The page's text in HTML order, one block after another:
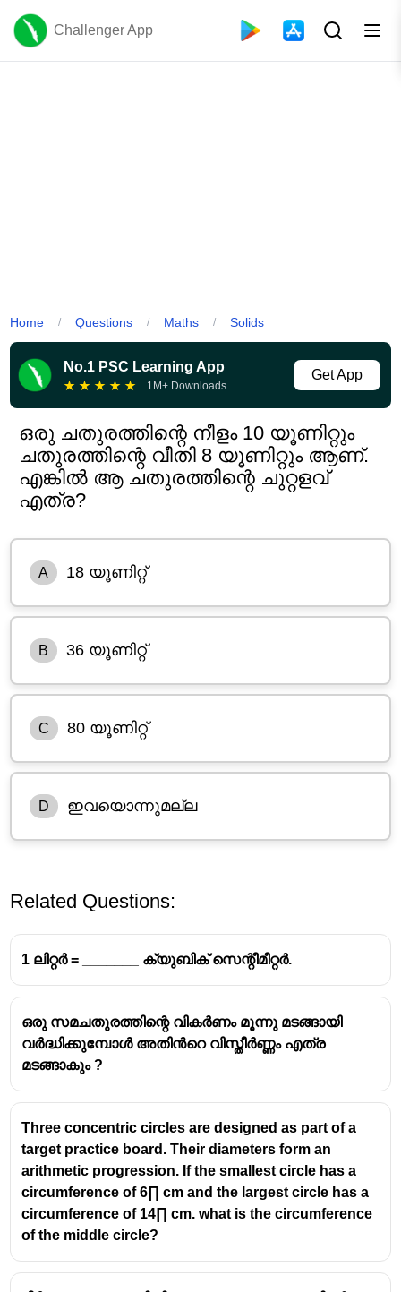
Challenger App
Home / Questions / Maths / Solids
No.1 PSC Learning App
★ ★ ★ ★ ★ 1M+ Downloads
Get App
ഒരു ചതുരത്തിന്റെ നീളം 10 യൂണിറ്റും
ചതുരത്തിന്റെ വീതി 8 യൂണിറ്റും ആണ്.
എങ്കിൽ ആ ചതുരത്തിന്റെ ചുറ്റളവ്
എത്ര?
A 18 യൂണിറ്റ്
B 36 യൂണിറ്റ്
C 80 യൂണിറ്റ്
D ഇവയൊന്നുമല്ല
Related Questions:
1 ലിറ്റർ = _______ ക്യുബിക് സെന്റീമീറ്റർ.
ഒരു സമചതുരത്തിന്റെ വികർണം മൂന്നു മടങ്ങായി
വർദ്ധിക്കുമ്പോൾ അതിൻറെ വിസ്തീർണ്ണം എത്ര
മടങ്ങാകും ?
Three concentric circles are designed as part of a
target practice board. Their diameters form an
arithmetic progression. If the smallest circle has a
circumference of 6∏ cm and the largest circle has a
circumference of 14∏ cm. what is the circumference
of the middle circle?